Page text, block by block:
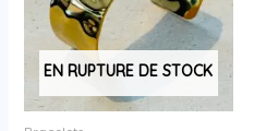
EN RUPTURE DE STOCK